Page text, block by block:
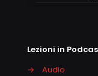
Lezioni in
→
Audio